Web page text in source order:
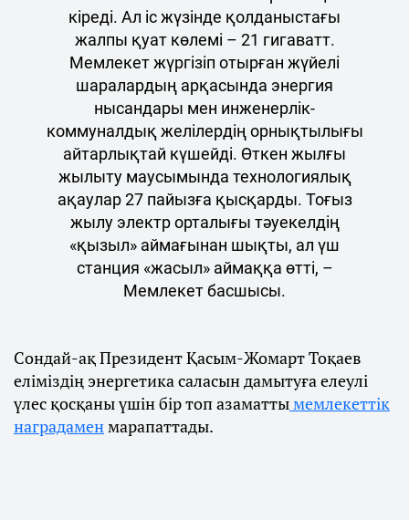
кіреді. Ал іс жүзінде қолданыстағы
жалпы қуат көлемі – 21 гигаватт.
Мемлекет жүргізіп отырған жүйелі
шаралардың арқасында энергия
нысандары мен инженерлік-
коммуналдық желілердің орнықтылығы
айтарлықтай күшейді. Өткен жылғы
жылыту маусымында технологиялық
ақаулар 27 пайызға қысқарды. Тоғыз
жылу электр орталығы тәуекелдің
«қызыл» аймағынан шықты, ал үш
станция «жасыл» аймаққа өтті, –
Мемлекет басшысы.
Сондай-ақ Президент Қасым-Жомарт Тоқаев
еліміздің энергетика саласын дамытуға елеулі
үлес қосқаны үшін бір топ азаматтымемлекеттік
наградаменмарапаттады.